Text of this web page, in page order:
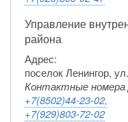
Управление
района
Адрес:
поселок Ленингор,
Контактные
+7(8502)44-23-02,
+7(929)803-72-02